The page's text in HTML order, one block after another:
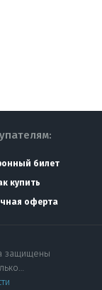
билет
купить
оферта
защищены